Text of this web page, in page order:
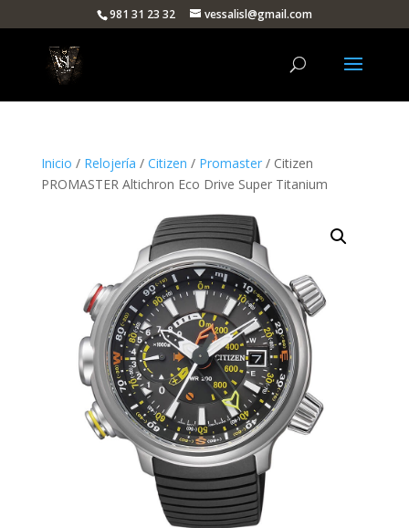
981 31 23 32 vessalisl@gmail.com
Inicio / Relojería / Citizen / Promaster/ Citizen
PROMASTER Altichron Eco Drive Super Titanium